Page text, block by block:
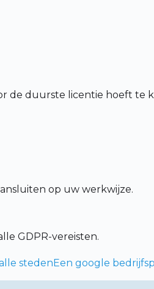
de duurste licentie hoeft te
op uw werkwijze.
GDPR-vereisten.
stedenEen google